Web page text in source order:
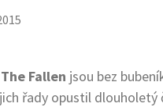
Fallen jsou bez
řady opustil dlouholetý